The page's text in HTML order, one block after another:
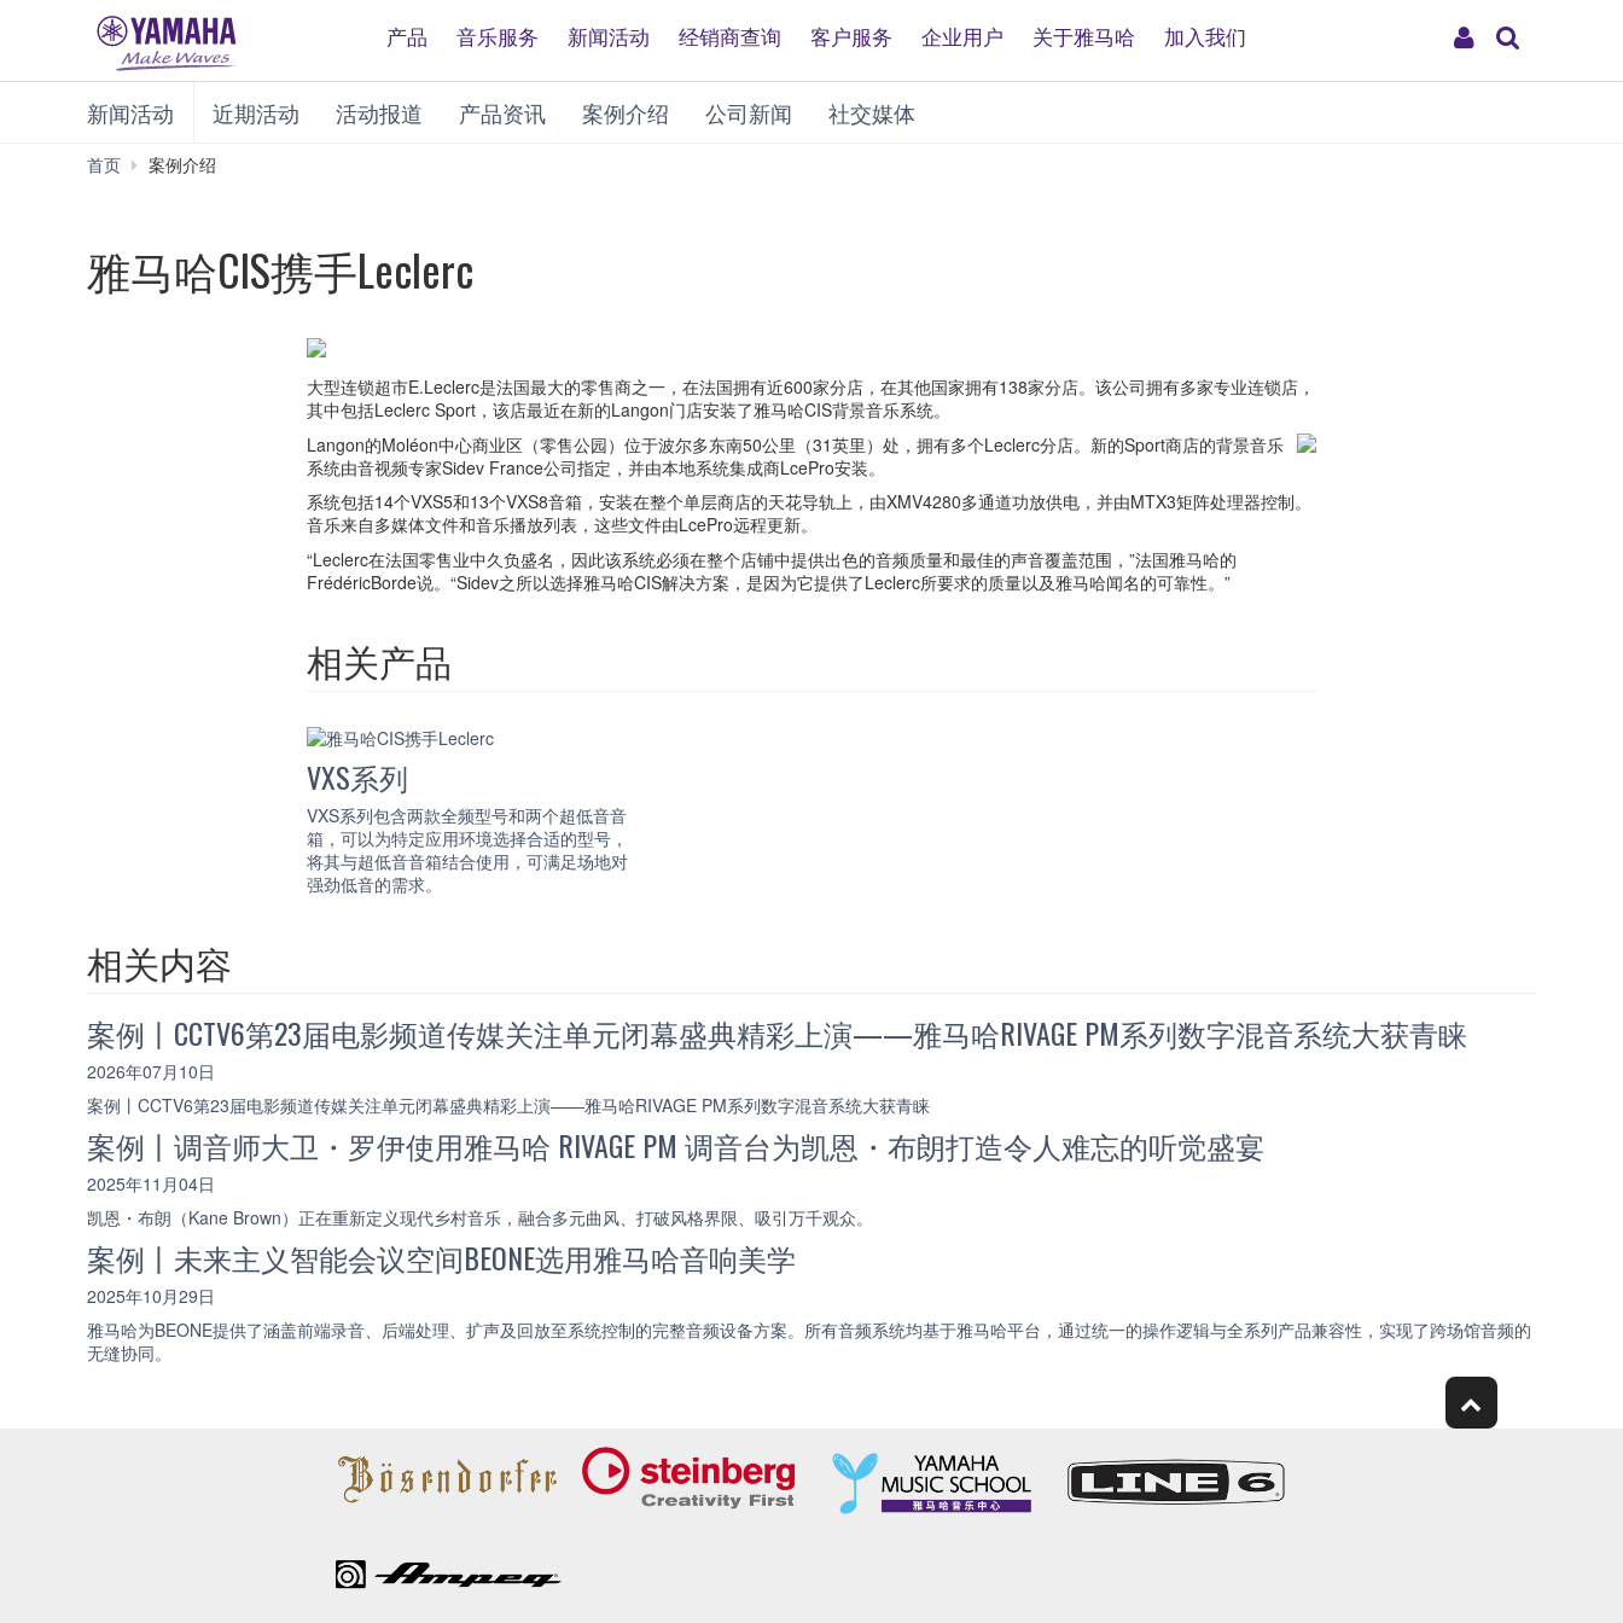
My
产品 音乐服务 新闻活动 经销商查询 客户服务 企业用户 关于雅马哈 加入我们
新闻活动 近期活动 活动报道 产品资讯 案例介绍 公司新闻 社交媒体
首页 案例介绍
雅马哈CIS携手Leclerc
大型连锁超市E.Leclerc是法国最大的零售商之一，在法国拥有近600家分店，在其他国家拥有138家分店。该公司拥有多家专业连锁店，
其中包括Leclerc Sport，该店最近在新的Langon门店安装了雅马哈CIS背景音乐系统。
Langon的Moléon中心商业区（零售公园）位于波尔多东南50公里（31英里）处，拥有多个Leclerc分店。新的Sport商店的背景音乐
系统由音视频专家Sidev France公司指定，并由本地系统集成商LcePro安装。
系统包括14个VXS5和13个VXS8音箱，安装在整个单层商店的天花导轨上，由XMV4280多通道功放供电，并由MTX3矩阵处理器控制。
音乐来自多媒体文件和音乐播放列表，这些文件由LcePro远程更新。
“Leclerc在法国零售业中久负盛名，因此该系统必须在整个店铺中提供出色的音频质量和最佳的声音覆盖范围，”法国雅马哈的
FrédéricBorde说。“Sidev之所以选择雅马哈CIS解决方案，是因为它提供了Leclerc所要求的质量以及雅马哈闻名的可靠性。”
相关产品
VXS系列
VXS系列包含两款全频型号和两个超低音音
箱，可以为特定应用环境选择合适的型号，
将其与超低音音箱结合使用，可满足场地对
强劲低音的需求。
相关内容
案例丨CCTV6第23届电影频道传媒关注单元闭幕盛典精彩上演——雅马哈RIVAGE PM系列数字混音系统大获青睐
2026年07月10日
案例丨CCTV6第23届电影频道传媒关注单元闭幕盛典精彩上演——雅马哈RIVAGE PM系列数字混音系统大获青睐
案例丨调音师大卫・罗伊使用雅马哈 RIVAGE PM 调音台为凯恩・布朗打造令人难忘的听觉盛宴
2025年11月04日
凯恩・布朗（Kane Brown）正在重新定义现代乡村音乐，融合多元曲风、打破风格界限、吸引万千观众。
案例丨未来主义智能会议空间BEONE选用雅马哈音响美学
2025年10月29日
雅马哈为BEONE提供了涵盖前端录音、后端处理、扩声及回放至系统控制的完整音频设备方案。所有音频系统均基于雅马哈平台，通过统一的操作逻辑与全系列产品兼容性，实现了跨场馆音频的
无缝协同。